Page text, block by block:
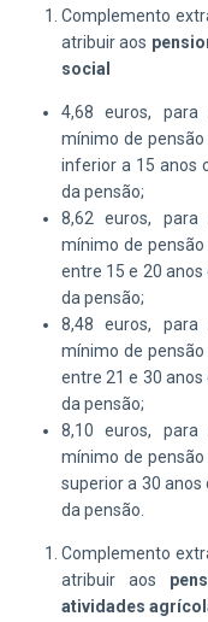
Complemento
atribuir aos
social
4,68 euros, para
mínimo de
inferior a 15 anos
da pensão;
8,62 euros, para
mínimo de
entre 15 e 20 anos
da pensão;
8,48 euros, para
mínimo de
entre 21 e 30 anos
da pensão;
8,10 euros, para
mínimo de
superior a 30 anos
da pensão.
Complemento
atribuir aos
atividades